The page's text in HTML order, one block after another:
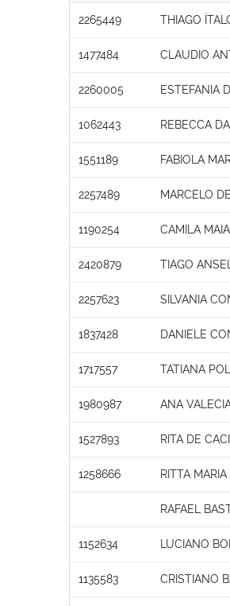
2265449 THIAGO
1477484 CLAUDIO
2260005 ESTEFANIA
1062443 REBECCA
1551189 FABIOLA
2257489 MARCELO
1190254 CAMILA
2420879 TIAGO
2257623 SILVANIA
1837428 DANIELE
1717557 TATIANA
1980987 ANA
1527893 RITA DE
1258666 RITTA
RAFAEL
1152634 LUCIANO
1135583 CRISTIANO